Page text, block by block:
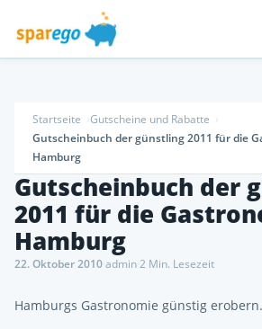
Startseite
Gutscheine und Rabatte
Gutscheinbuch der günstling 2011 für die
Hamburg
Gutscheinbuch der
2011 für die
Hamburg
22. Oktober 2010·admin·2 Min. Lesezeit
Hamburgs Gastronomie günstig erobern.